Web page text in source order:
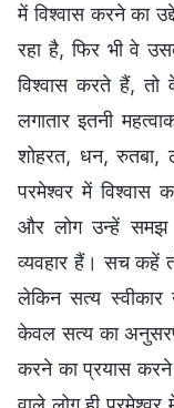
में विश्वास करने का
रहा है, फिर भी वे
विश्वास करते हैं,
लगातार इतनी
शोहरत, धन, रुतबा,
परमेश्वर में विश्वास
और लोग उन्हें समझ
व्यवहार हैं। सच कहें
लेकिन सत्य स्वीकार
केवल सत्य का
करने का प्रयास